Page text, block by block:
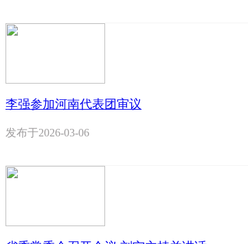
李强参加河南代表团审议
发布于2026-03-06